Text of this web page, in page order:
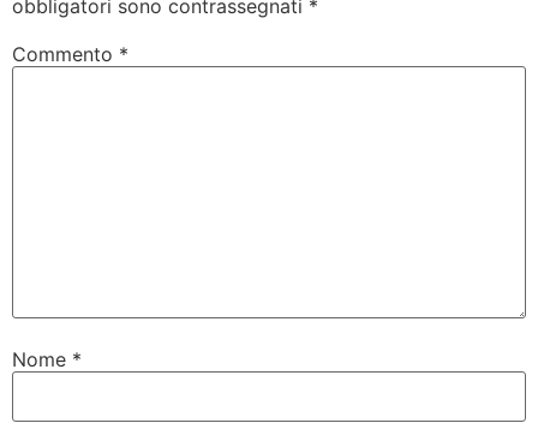
obbligatori sono contrassegnati *
Commento *
Nome *